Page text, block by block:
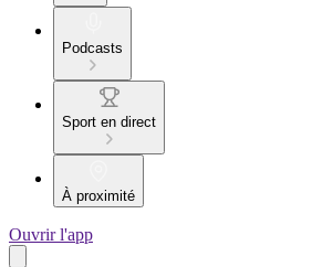
Podcasts
Sport en direct
À proximité
Ouvrir l'app